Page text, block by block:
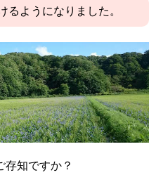
6合サイズ
5kgサイズ
10kgサイズ
ゆきひかり 大口義盛さん作
るようになりました。
存知ですか？